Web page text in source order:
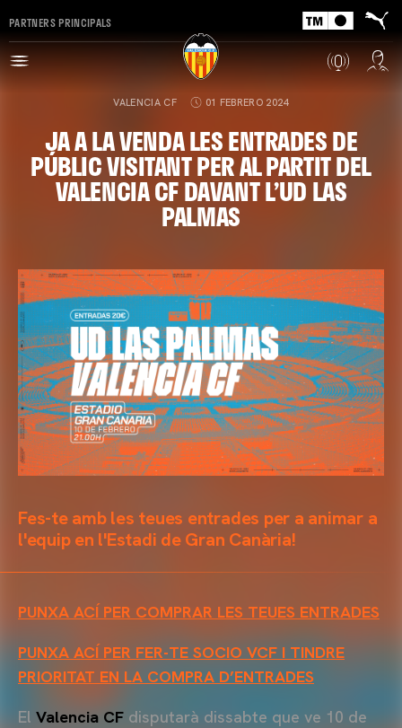
PARTNERS PRINCIPALS
VALENCIA CF 01 FEBRERO 2024
JA A LA VENDA LES ENTRADES DE
PÚBLIC VISITANT PER AL PARTIT DEL
VALENCIA CF DAVANT L’UD LAS
PALMAS
Fes-te amb les teues entrades per a animar a
l'equip en l'Estadi de Gran Canària!
PUNXA ACÍ PER COMPRAR LES TEUES ENTRADES
PUNXA ACÍ PER FER-TE SOCIO VCF I TINDRE
PRIORITAT EN LA COMPRA D’ENTRADES
El Valencia CF disputarà dissabte que ve 10 de